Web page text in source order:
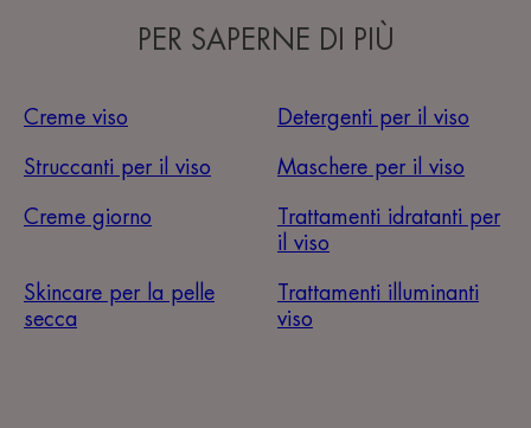
PER SAPERNE DI PIÙ
Creme viso Detergenti per il viso
Struccanti per il viso Maschere per il viso
Creme giorno
Trattamenti idratanti per
il viso
Skincare per la pelle
secca
Trattamenti illuminanti
viso